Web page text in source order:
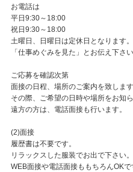
お電話は
平日9:30～18:00
祝日9:30～18:00
土曜日、日曜日は定休日となります。
「仕事めぐみを見た」とお伝え下さい
ご応募を確認次第
面接の日程、場所のご案内を致します
その際、ご希望の日時や場所をお知ら
遠方の方は、電話面接も行います。
(2)面接
履歴書は不要です。
リラックスした服装でお出で下さい。
WEB面接や電話面接ももちろんOKで